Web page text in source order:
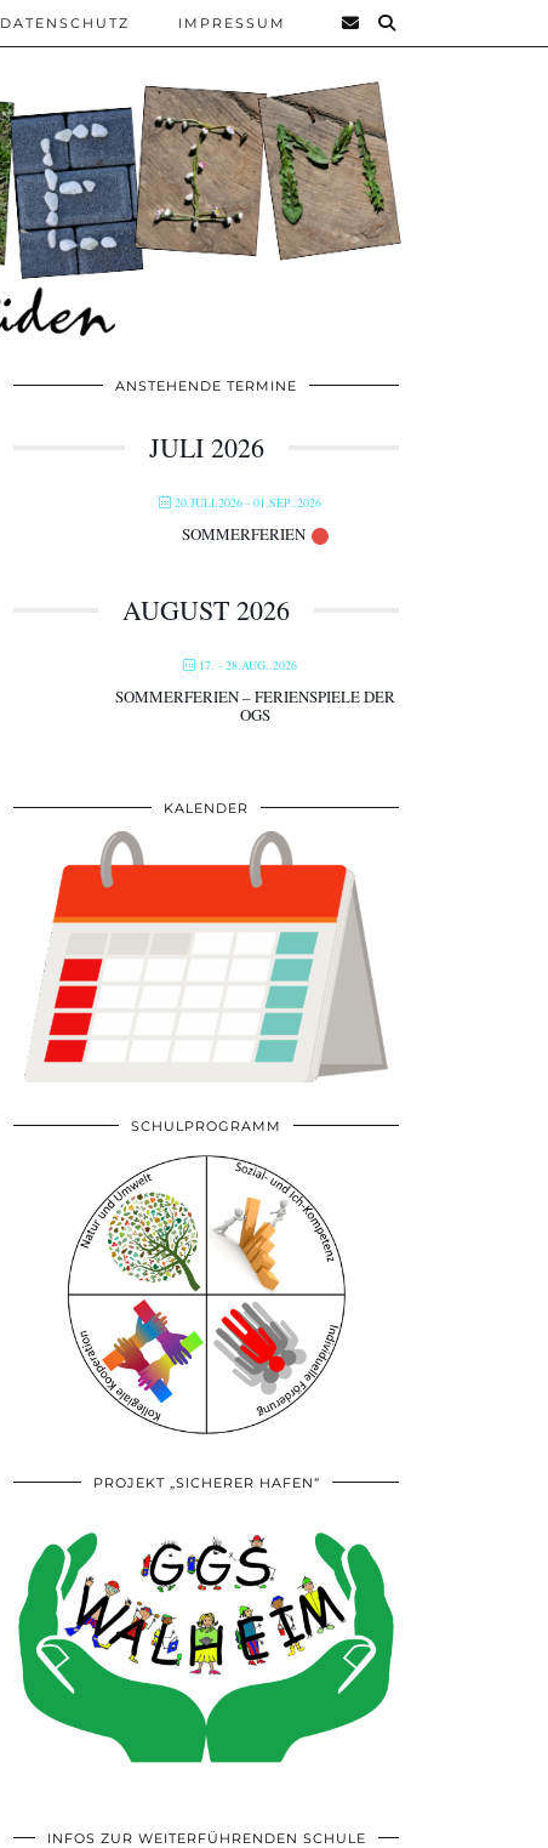
DATENSCHUTZ IMPRESSUM
ANSTEHENDE TERMINE
JULI 2026
20.JULI.2026 - 01.SEP..2026
SOMMERFERIEN
AUGUST 2026
17. - 28.AUG..2026
SOMMERFERIEN – FERIENSPIELE DER
OGS
KALENDER
SCHULPROGRAMM
PROJEKT „SICHERER HAFEN“
INFOS ZUR WEITERFÜHRENDEN SCHULE